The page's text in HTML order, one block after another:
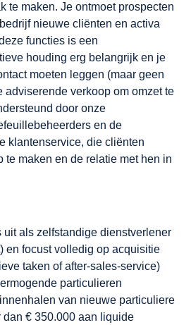
te maken. Je ontmoet prospecten
nieuwe cliënten en activa
functies is een
houding erg belangrijk en je
moeten leggen (maar geen
adviserende verkoop om omzet te
door onze
en de
klantenservice, die cliënten
te maken en de relatie met hen in
uit als zelfstandige dienstverlener
en focust volledig op acquisitie
taken of after-sales-service)
particulieren
van nieuwe particuliere
dan € 350.000 aan liquide